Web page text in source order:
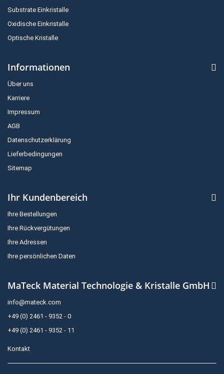
Substrate Einkristalle
Oxidische Einkristalle
Optische Kristalle
Informationen
Über uns
Karriere
Impressum
AGB
Datenschutzerklärung
Lieferbedingungen
Sitemap
Ihr Kundenbereich
Ihre Bestellungen
Ihre Rückvergütungen
Ihre Adressen
Ihre persönlichen Daten
MaTeck Material Technologie & Kristalle GmbH
info@mateck.com
+49 (0) 2461 - 9352 - 0
+49 (0) 2461 - 9352 - 11
Kontakt